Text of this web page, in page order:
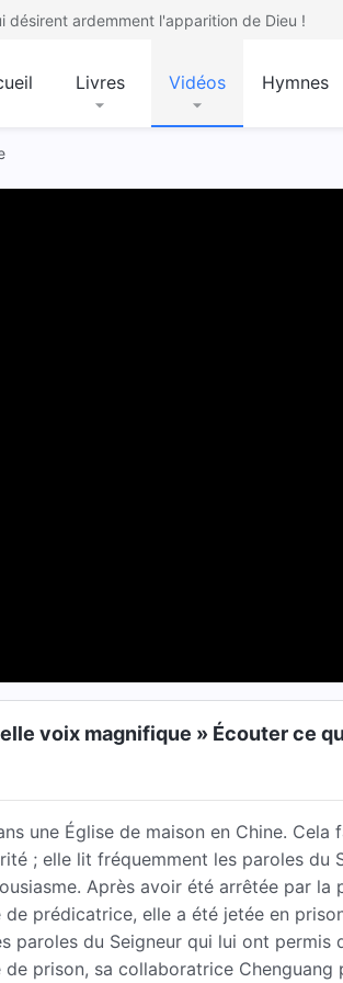
désirent ardemment l'apparition de Dieu !
Livres Vidéos Hymnes
voix magnifique » Écouter ce
une Église de maison en Chine.
; elle lit fréquemment les paroles du
Après avoir été arrêtée par
prédicatrice, elle a été jetée en
paroles du Seigneur qui lui ont permis
prison, sa collaboratrice